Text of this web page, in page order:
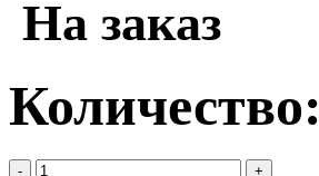
На заказ
Количество:
- +